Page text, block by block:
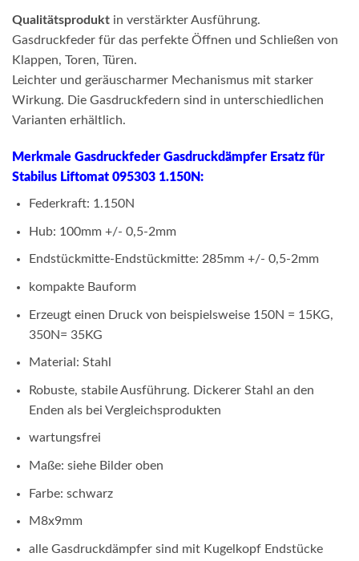
Qualitätsprodukt in verstärkter Ausführung.
Gasdruckfeder für das perfekte Öffnen und Schließen von
Klappen, Toren, Türen.
Leichter und geräuscharmer Mechanismus mit starker
Wirkung. Die Gasdruckfedern sind in unterschiedlichen
Varianten erhältlich.
Merkmale Gasdruckfeder Gasdruckdämpfer Ersatz für
Stabilus Liftomat 095303 1.150N:
Federkraft: 1.150N
Hub: 100mm +/- 0,5-2mm
Endstückmitte-Endstückmitte: 285mm +/- 0,5-2mm
kompakte Bauform
Erzeugt einen Druck von beispielsweise 150N = 15KG,
350N= 35KG
Material: Stahl
Robuste, stabile Ausführung. Dickerer Stahl an den
Enden als bei Vergleichsprodukten
wartungsfrei
Maße: siehe Bilder oben
Farbe: schwarz
M8x9mm
alle Gasdruckdämpfer sind mit Kugelkopf Endstücke